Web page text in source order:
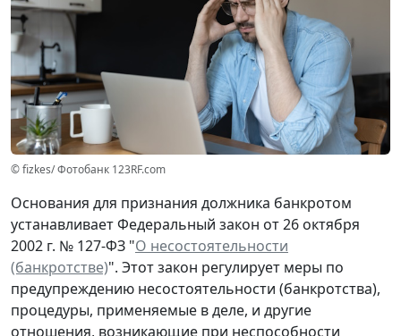
© fizkes/ Фотобанк 123RF.com
Основания для признания должника банкротом
устанавливает Федеральный закон от 26 октября
2002 г. № 127-ФЗ "О несостоятельности
(банкротстве)". Этот закон регулирует меры по
предупреждению несостоятельности (банкротства),
процедуры, применяемые в деле, и другие
отношения, возникающие при неспособности